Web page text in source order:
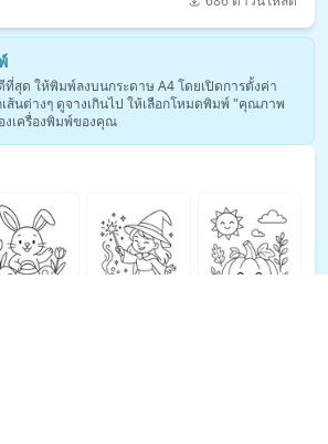
ที่สุด ให้พิมพ์ลงบนกระดาษ A4 โดยเปิดการตั้งค่า
นต่างๆ ดูจางเกินไป ให้เลือกโหมดพิมพ์ "คุณภาพ
งเครื่องพิมพ์ของคุณ